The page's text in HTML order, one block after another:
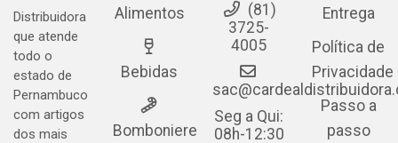
Distribuidora
que atende
todo o
estado de
Pernambuco
com artigos
dos mais
Alimentos
Bebidas
Bomboniere
(81)
3725-
4005
Seg a Qui:
08h-12:30
Entrega
Política de
Privacidade
Passo a
passo